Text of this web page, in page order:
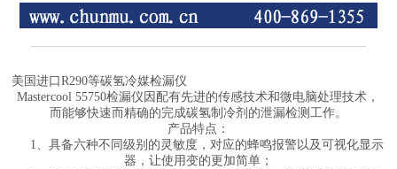
美国进口R290等碳氢冷媒检漏仪
Mastercool 55750检漏仪 因配有先进的传感技术和微电脑处理技术，
而能够快速而精确的完成碳氢制冷剂的泄漏检测工作。
产品特点：
1、具备六种不同级别的灵敏度 ，对应的蜂鸣报警以及可视化显示
器， 让使用变的更加简单；